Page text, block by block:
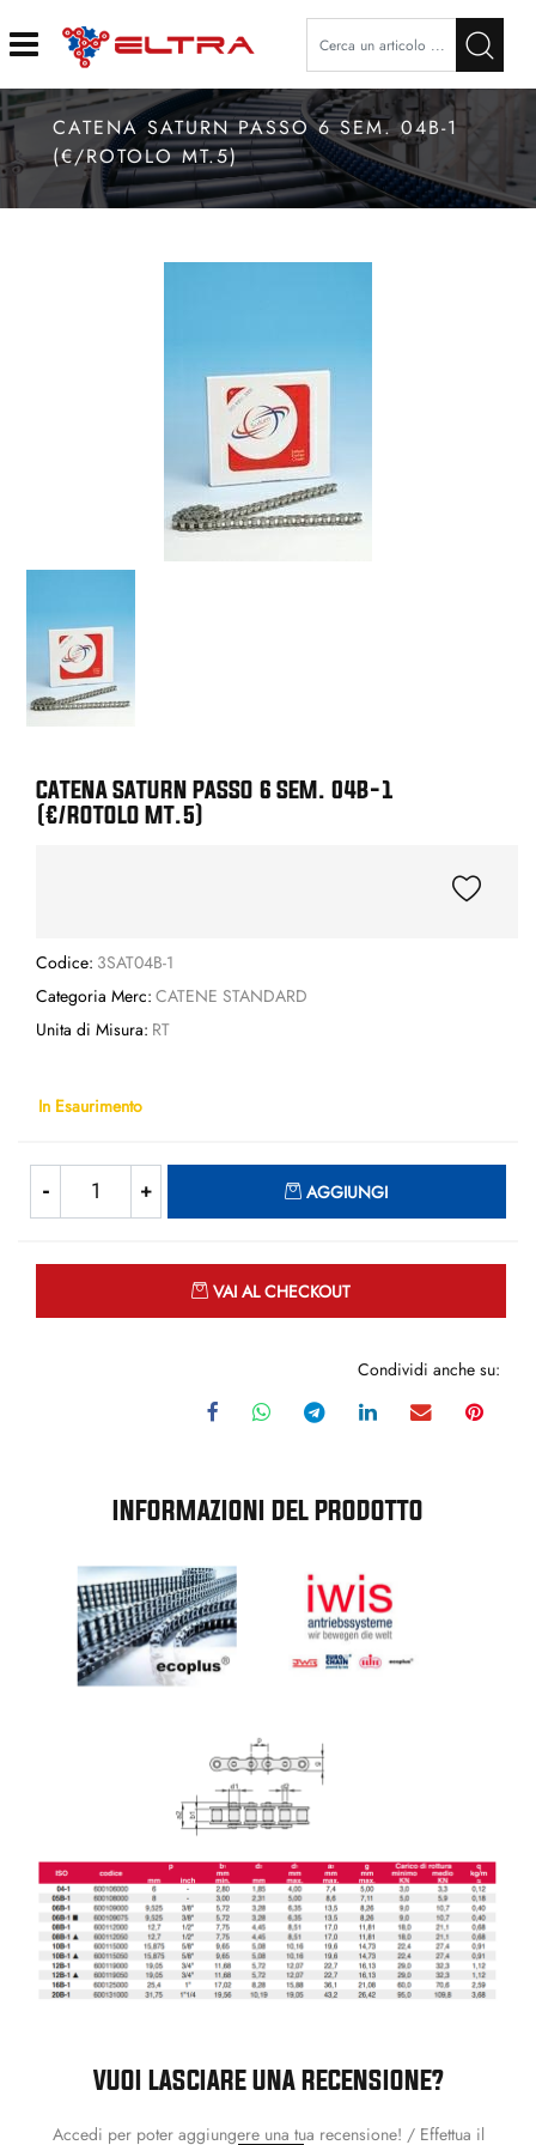
Open
CATENA SATURN PASSO 6 SEM. 04B-1
(€/ROTOLO MT.5)
CATENA SATURN PASSO 6 SEM. 04B-1
(€/ROTOLO MT.5)
Codice: 3SAT04B-1
Categoria Merc: CATENE STANDARD
Unita di Misura: RT
In Esaurimento
AGGIUNGI
VAI AL CHECKOUT
Condividi anche su:
INFORMAZIONI DEL PRODOTTO
VUOI LASCIARE UNA RECENSIONE?
Accedi per poter aggiungere una tua recensione! / Effettua il